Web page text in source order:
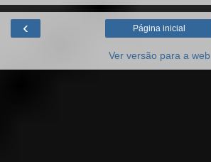
‹ Página inicial
Ver versão para a web